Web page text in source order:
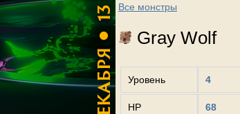
Все монстры
Gray Wolf
Уровень 4
HP 68